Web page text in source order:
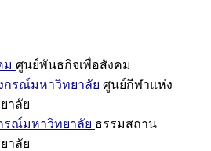
ม ศูนย์พันธกิจเพื่อสังคม
กรณ์มหาวิทยาลัย ศูนย์กีฬาแห่ง
าลัย
รณ์มหาวิทยาลัย ธรรมสถาน
าลัย